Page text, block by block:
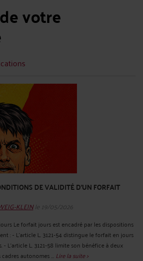
votre
DE VALIDITÉ D'UN FORFAIT
KLEINle 19/05/2026
Le forfait jours est encadré par les dispositions
: - L’article L. 3121-54 distingue le forfait en jours
L’article L. 3121-58 limite son bénéfice à deux
autonomes ... Lire la suite >